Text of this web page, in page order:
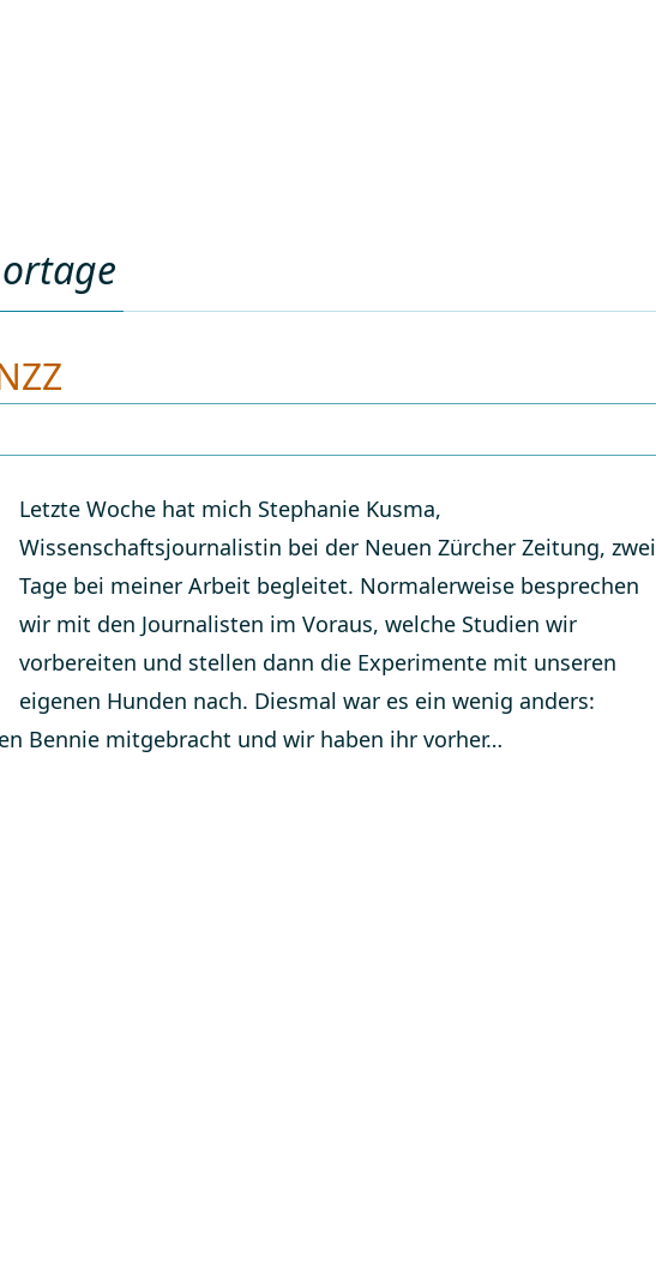
Letzte Woche hat mich Stephanie Kusma,
Wissenschaftsjournalistin bei der Neuen Zürcher Zeitung, zwei
Tage bei meiner Arbeit begleitet. Normalerweise besprechen
wir mit den Journalisten im Voraus, welche Studien wir
vorbereiten und stellen dann die Experimente mit unseren
eigenen Hunden nach. Diesmal war es ein wenig anders:
Bennie mitgebracht und wir haben ihr vorher…